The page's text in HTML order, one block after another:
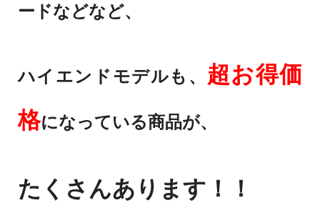
ードなどなど、
ハイエンドモデルも、 超お得価
格になっている商品が、
たくさんあります！！